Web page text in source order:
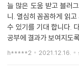
면 영어를 바라보는 시각
니라 역사와 문화가 숨
--- p. 206
영어를 영어로 받아들이
아가길 바란다면, 이 책
[스카이쌤의 커리큘럼의
첫째, 영어만이 아닌, 전
둘째, 문해력을 키우는 5
사랑하고, 그 아이가 영
책에서도 느껴집니다. 영
의 부모님들이 이 책을
늘 많은 도움 받고 블러
니. 열심히 꼼꼼하게 읽
수 있기를 기대 합니다. 다앙한 노하우가 가득하니 참고하여 아들의 영어
공부에 결과가 보여지도
랫만에 책 기다리는 즐거
h*****2 2021.12.16.